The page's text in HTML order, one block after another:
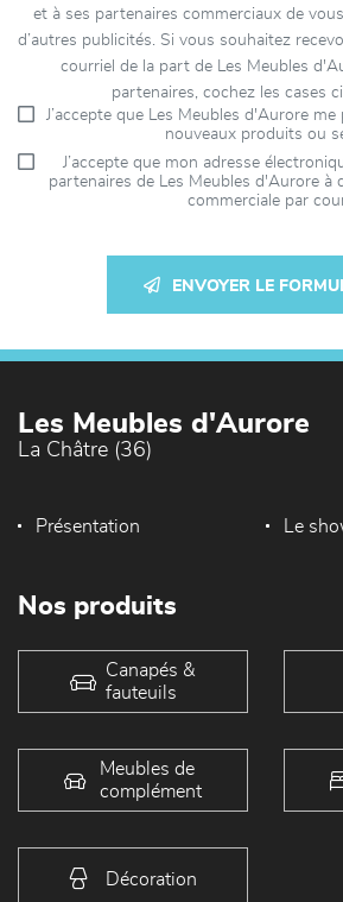
et à ses partenaires commerciaux de
d’autres publicités. Si vous souhaitez
courriel de la part de Les Meubles
partenaires, cochez les cases
J’accepte que Les Meubles d'Aurore
nouveaux produits ou
J’accepte que mon adresse
partenaires de Les Meubles d'Aurore à
commerciale par
ENVOYER LE
Les Meubles d'Aurore
La Châtre (36)
Présentation Le
Nos produits
Canapés &
fauteuils
Meubles de
complément
Décoration